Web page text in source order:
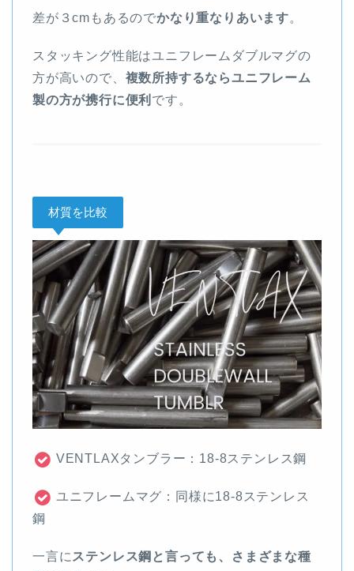
差が３cmもあるのでかなり重なりあいます。
スタッキング性能はユニフレームダブルマグの
方が高いので、 複数所持するならユニフレーム
製の方が携行に便利 です。
材質を比較
VENTLAXタンブラー：18-8ステンレス鋼
ユニフレームマグ：同様に18-8ステンレス
鋼
一言に ステンレス鋼と言っても、さまざまな種